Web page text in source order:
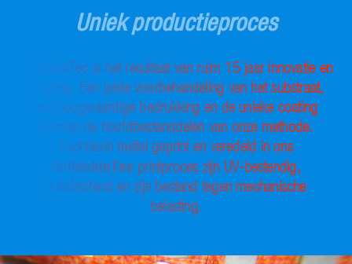
Uniek productieproces
SolidskinTec is het resultaat van ruim 15 jaar innovatie en
ervaring. Een juiste voorbehandeling van het substraat,
een hoogwaardige bedrukking en de unieke coating
vormen de hoofdbestanddelen van onze methode.
Technisch textiel geprint en veredeld in ons
SolidskinTecprintproces zijn UV-bestendig,
vuilafstotend en zijn bestand tegen mechanische
belasting.